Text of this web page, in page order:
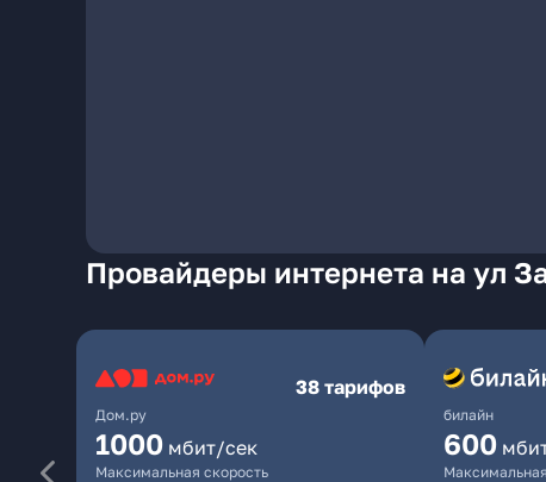
Провайдеры интернета на ул
Дом.ру
38 тарифов
1000 мбит/сек
Максимальная скорость
билайн
600